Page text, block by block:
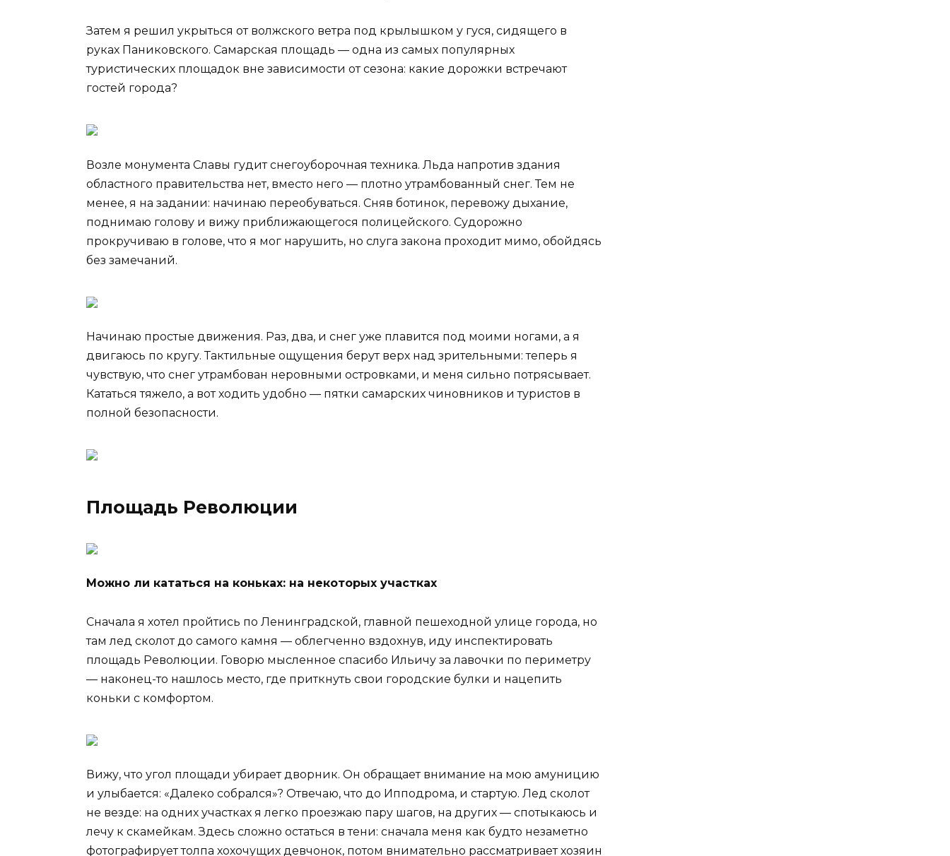
Затем я решил укрыться от волжского ветра под крылышком у гуся, сидящего в
руках Паниковского. Самарская площадь — одна из самых популярных
туристических площадок вне зависимости от сезона: какие дорожки встречают
гостей города?
Возле монумента Славы гудит снегоуборочная техника. Льда напротив здания
областного правительства нет, вместо него — плотно утрамбованный снег. Тем не
менее, я на задании: начинаю переобуваться. Сняв ботинок, перевожу дыхание,
поднимаю голову и вижу приближающегося полицейского. Судорожно
прокручиваю в голове, что я мог нарушить, но слуга закона проходит мимо, обойдясь
без замечаний.
Начинаю простые движения. Раз, два, и снег уже плавится под моими ногами, а я
двигаюсь по кругу. Тактильные ощущения берут верх над зрительными: теперь я
чувствую, что снег утрамбован неровными островками, и меня сильно потрясывает.
Кататься тяжело, а вот ходить удобно — пятки самарских чиновников и туристов в
полной безопасности.
Площадь Революции
Можно ли кататься на коньках: на некоторых участках
Сначала я хотел пройтись по Ленинградской, главной пешеходной улице города, но
там лед сколот до самого камня — облегченно вздохнув, иду инспектировать
площадь Революции. Говорю мысленное спасибо Ильичу за лавочки по периметру
— наконец-то нашлось место, где приткнуть свои городские булки и нацепить
коньки с комфортом.
Вижу, что угол площади убирает дворник. Он обращает внимание на мою амуницию
и улыбается: «Далеко собрался»? Отвечаю, что до Ипподрома, и стартую. Лед сколот
не везде: на одних участках я легко проезжаю пару шагов, на других — спотыкаюсь и
лечу к скамейкам. Здесь сложно остаться в тени: сначала меня как будто незаметно
фотографирует толпа хохочущих девчонок, потом внимательно рассматривает хозяин